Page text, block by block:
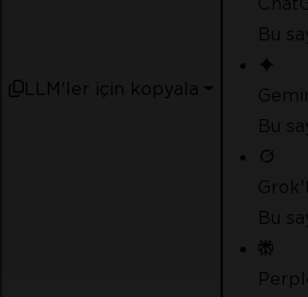
LLM'ler için kopyala
Bu
Bu
Bu